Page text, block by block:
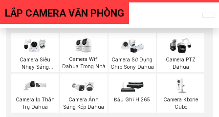
LẮP CAMERA VĂN PHÒNG
Camera Siêu
Nhạy Sáng
Camera Wifi
Dahua Trong Nhà
Camera Sử Dụng
Chip Sony Dahua
Camera PTZ
Dahua
Camera Ip Thân
Trụ Dahua
Camera Ánh
Sáng Kép Dahua
Đầu Ghi H.265
Camera Kbone
Cube